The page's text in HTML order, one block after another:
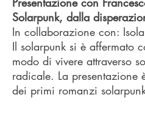
Solarpunk, dalla
In collaborazione con:
Il solarpunk si è affermato
modo di vivere attraverso
radicale. La presentazione
dei primi romanzi